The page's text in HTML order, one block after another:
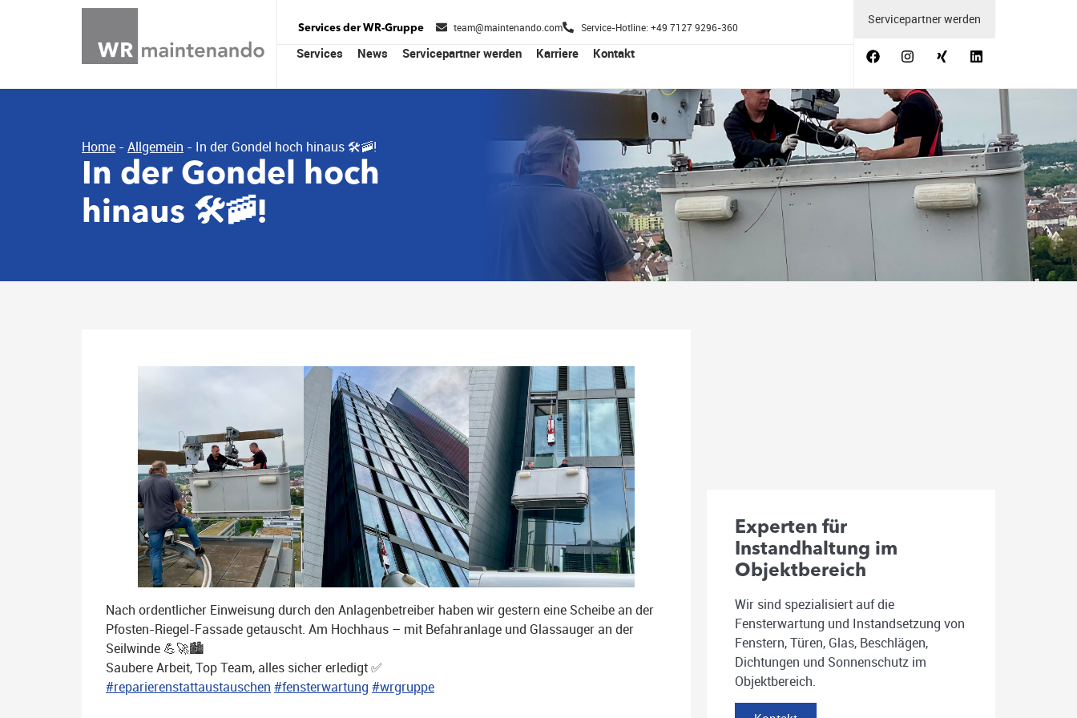
Services der WR-Gruppe team@maintenando.com Service-Hotline: +49 7127 9296-360
Services News Servicepartner werden Karriere Kontakt
Servicepartner werden
Home - Allgemein - In der Gondel hoch hinaus 🛠️🚠!
In der Gondel hoch
hinaus 🛠️🚠!
Nach ordentlicher Einweisung durch den Anlagenbetreiber haben wir gestern eine Scheibe an der
Pfosten‑Riegel‑Fassade getauscht. Am Hochhaus – mit Befahranlage und Glassauger an der
Seilwinde 💪🚀🏙️
Saubere Arbeit, Top Team, alles sicher erledigt ✅
#reparierenstattaustauschen #fensterwartung #wrgruppe
Experten für
Instandhaltung im
Objektbereich
Wir sind spezialisiert auf die
Fensterwartung und Instandsetzung von
Fenstern, Türen, Glas, Beschlägen,
Dichtungen und Sonnenschutz im
Objektbereich.